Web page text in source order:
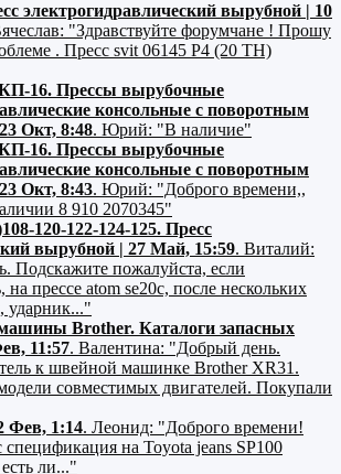
электрогидравлический вырубной | 10
"Здравствуйте форумчане ! Прошу
. Пресс svit 06145 P4 (20 ТН)
16. Прессы вырубочные
консольные с поворотным
Окт, 8:48. Юрий: "В наличие"
16. Прессы вырубочные
консольные с поворотным
Окт, 8:43. Юрий: "Доброго времени,,
8 910 2070345"
120-122-124-125. Пресс
вырубной | 27 Май, 15:59. Виталий:
Подскажите пожалуйста, если
на прессе atom se20c, после нескольких
ударник..."
Brother. Каталоги запасных
11:57. Валентина: "Добрый день.
к швейной машинке Brother XR31.
совместимых двигателей. Покупали
Фев, 1:14. Леонид: "Доброго времени!
спецификация на Toyota jeans SP100
ли..."